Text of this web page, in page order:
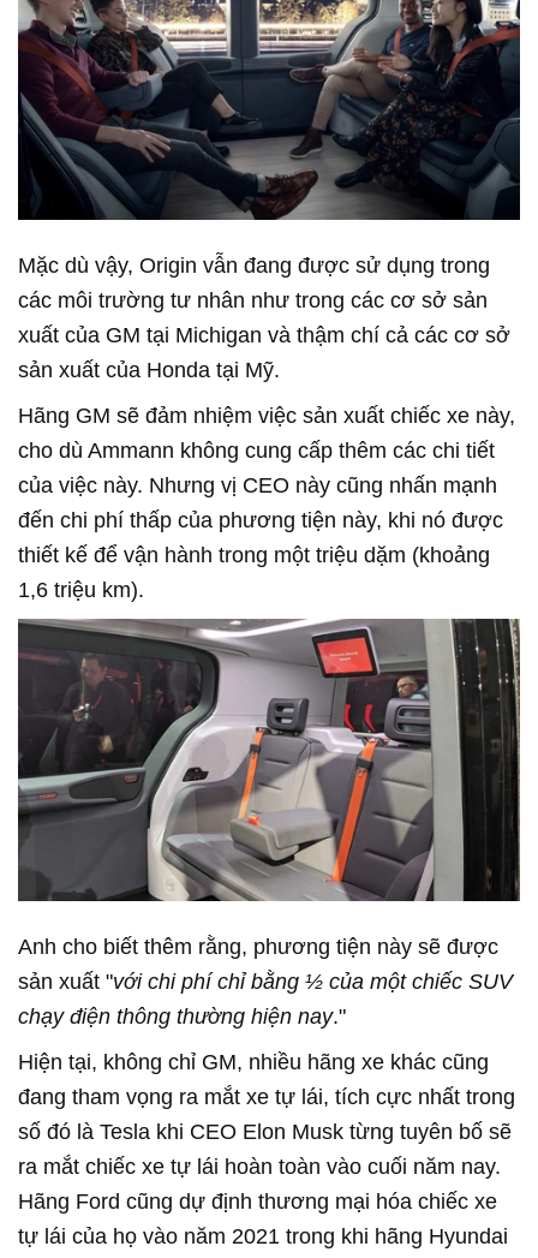
Mặc dù vậy, Origin vẫn đang được sử dụng trong
các môi trường tư nhân như trong các cơ sở sản
xuất của GM tại Michigan và thậm chí cả các cơ sở
sản xuất của Honda tại Mỹ.
Hãng GM sẽ đảm nhiệm việc sản xuất chiếc xe này,
cho dù Ammann không cung cấp thêm các chi tiết
của việc này. Nhưng vị CEO này cũng nhấn mạnh
đến chi phí thấp của phương tiện này, khi nó được
thiết kế để vận hành trong một triệu dặm (khoảng
1,6 triệu km).
Anh cho biết thêm rằng, phương tiện này sẽ được
sản xuất "với chi phí chỉ bằng ½ của một chiếc SUV
chạy điện thông thường hiện nay."
Hiện tại, không chỉ GM, nhiều hãng xe khác cũng
đang tham vọng ra mắt xe tự lái, tích cực nhất trong
số đó là Tesla khi CEO Elon Musk từng tuyên bố sẽ
ra mắt chiếc xe tự lái hoàn toàn vào cuối năm nay.
Hãng Ford cũng dự định thương mại hóa chiếc xe
tự lái của họ vào năm 2021 trong khi hãng Hyundai